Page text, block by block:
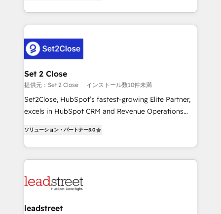
MacStore, Café Britt, Bella Piel, confiaron en
respuestas para empezar. Te ayudamos a identificar
el primer caso de uso que más impacto te dará.
días.
Canada, we’ve delivered thousands of successful
HubSpot projects for mid-market and enterprise
combine HubSpot, data, and AI to design connected
go-to-market systems that align people, process,
and technology for predictable, scalable revenue
growth. Our expertise spans RevOps, CRM and data
architecture, AI enablement, and strategic marketing,
delivered through our proprietary FLAIR framework
Partner and ISO 27001:2022 certified consultancy,
we blend strategy, creativity, and technology to help
Set 2 Close
提供元：Set 2 Close インストール数10件未満
Set2Close, HubSpot’s fastest-growing Elite Partner,
excels in HubSpot CRM and Revenue Operations
As a top HubSpot Elite Partner, we specialize in
custom HubSpot CRM solutions. Our experts design,
implement, and optimize systems to enhance user
marketing, and service teams. From setup to
management, and speed up deal closures. With 500+
ソリューション・パートナー5.0
leadstreet